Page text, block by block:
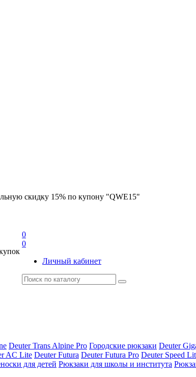
скидку 15% по купону "QWE15"
0
0
Личный кабинет
Deuter Trans Alpine Pro Городские рюкзаки Deuter
AС Lite Deuter Futura Deuter Futura Pro Deuter Speed
для детей Рюкзаки для школы и института